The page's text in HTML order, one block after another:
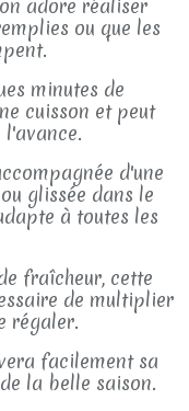
adore réaliser
ou que les
minutes de
cuisson et peut
d'une
glissée dans le
à toutes les
fraîcheur, cette
de multiplier
régaler.
facilement sa
la belle saison.